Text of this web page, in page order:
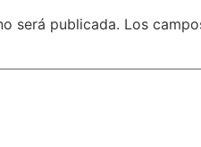
será publicada. Los